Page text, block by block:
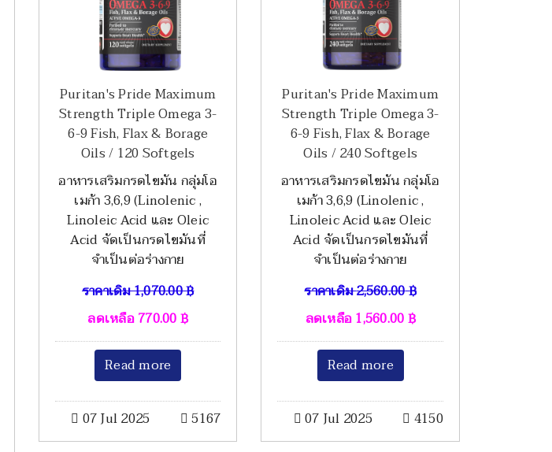
Puritan's Pride Maximum
Strength Triple Omega 3-
6-9 Fish, Flax & Borage
Oils / 120 Softgels
อาหารเสริมกรดไขมัน กลุ่มโอ
เมก้า 3,6,9 (Linolenic ,
Linoleic Acid และ Oleic
Acid จัดเป็นกรดไขมันที่
จำเป็นต่อร่างกาย
ราคาเดิม1,070.00฿
ลดเหลือ770.00฿
Read more
07 Jul 2025 5167
Puritan's Pride Maximum
Strength Triple Omega 3-
6-9 Fish, Flax & Borage
Oils / 240 Softgels
อาหารเสริมกรดไขมัน กลุ่มโอ
เมก้า 3,6,9 (Linolenic ,
Linoleic Acid และ Oleic
Acid จัดเป็นกรดไขมันที่
จำเป็นต่อร่างกาย
ราคาเดิม2,560.00฿
ลดเหลือ1,560.00฿
Read more
07 Jul 2025 4150